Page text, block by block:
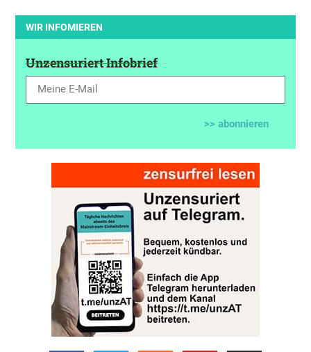
WIR INFOMIEREN
Unzensuriert Infobrief
>> abonnieren